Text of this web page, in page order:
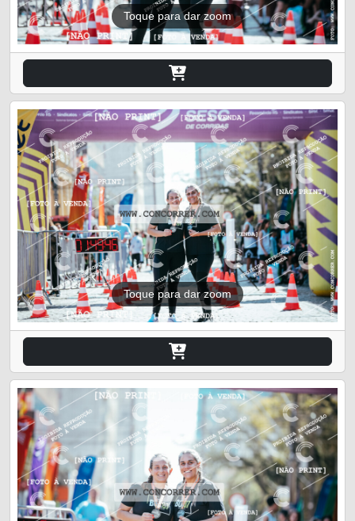
Toque para dar zoom
Toque para dar zoom